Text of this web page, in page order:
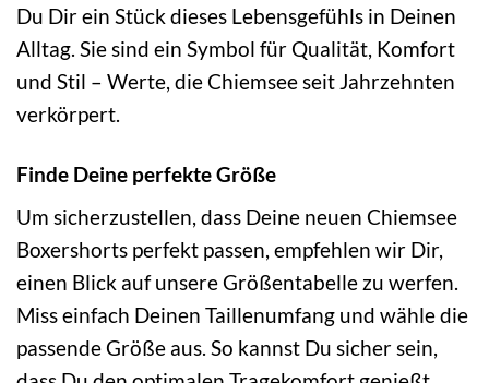
Du Dir ein Stück dieses Lebensgefühls in Deinen
Alltag. Sie sind ein Symbol für Qualität, Komfort
und Stil – Werte, die Chiemsee seit Jahrzehnten
verkörpert.
Finde Deine perfekte Größe
Um sicherzustellen, dass Deine neuen Chiemsee
Boxershorts perfekt passen, empfehlen wir Dir,
einen Blick auf unsere Größentabelle zu werfen.
Miss einfach Deinen Taillenumfang und wähle die
passende Größe aus. So kannst Du sicher sein,